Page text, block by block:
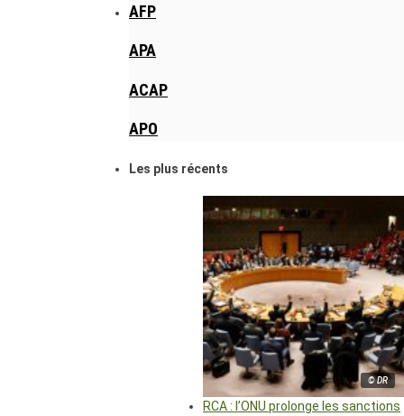
AFP
APA
ACAP
APO
Les plus récents
© DR
RCA : l’ONU prolonge les sanctions